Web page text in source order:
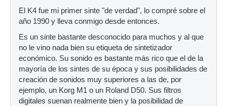
El K4 fue mi primer sinte "de verdad", lo compré sobre el
año 1990 y lleva conmigo desde entonces.
Es un sinte bastante desconocido para muchos y al que
no le vino nada bien su etiqueta de sintetizador
económico. Su sonido es bastante más rico que el de la
mayoría de los sintes de su época y sus posibilidades de
creación de sonidos muy superiores a las de, por
ejemplo, un Korg M1 o un Roland D50. Sus filtros
digitales suenan realmente bien y la posibilidad de